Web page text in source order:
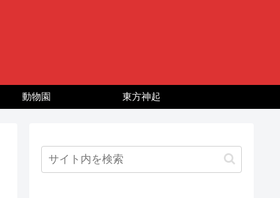
動物園 東方神起